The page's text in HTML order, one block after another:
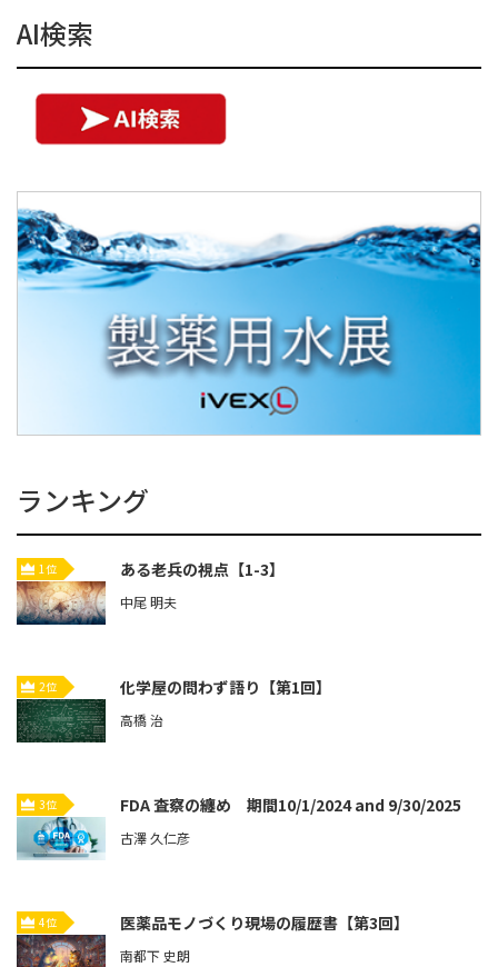
AI検索
ランキング
1位 ある老兵の視点【1-3】
中尾 明夫
2位 化学屋の問わず語り【第1回】
高橋 治
3位 FDA 査察の纏め 期間10/1/2024 and 9/30/2025
古澤 久仁彦
4位 医薬品モノづくり現場の履歴書【第3回】
南都下 史朗